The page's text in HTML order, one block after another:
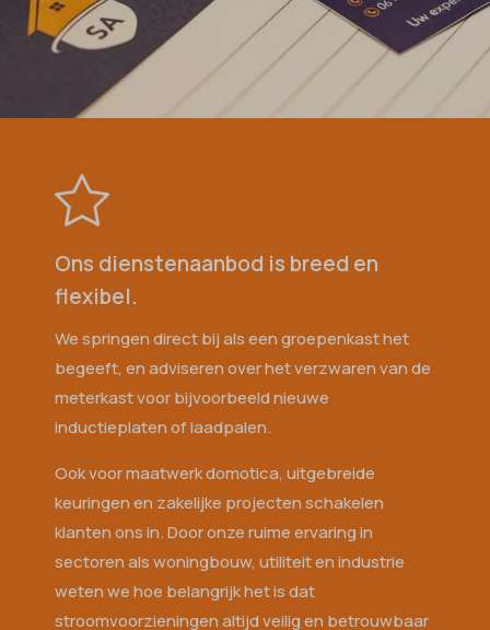
Ons dienstenaanbod is breed en
flexibel.
We springen direct bij als een groepenkast het
begeeft, en adviseren over het verzwaren van de
meterkast voor bijvoorbeeld nieuwe
inductieplaten of laadpalen.​
Ook voor maatwerk domotica, uitgebreide
keuringen en zakelijke projecten schakelen
klanten ons in.​ Door onze ruime ervaring in
sectoren als woningbouw, utiliteit en industrie
weten we hoe belangrijk het is dat
stroomvoorzieningen altijd veilig en betrouwbaar